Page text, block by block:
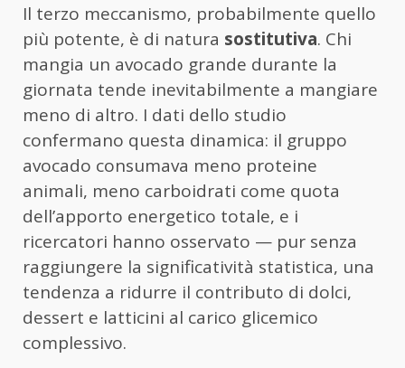
Il terzo meccanismo, probabilmente quello
più potente, è di natura sostitutiva. Chi
mangia un avocado grande durante la
giornata tende inevitabilmente a mangiare
meno di altro. I dati dello studio
confermano questa dinamica: il gruppo
avocado consumava meno proteine
animali, meno carboidrati come quota
dell’apporto energetico totale, e i
ricercatori hanno osservato — pur senza
raggiungere la significatività statistica, una
tendenza a ridurre il contributo di dolci,
dessert e latticini al carico glicemico
complessivo.